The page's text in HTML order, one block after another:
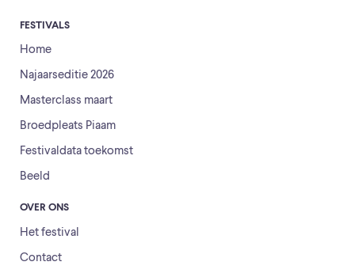
FESTIVALS
Home
Najaarseditie 2026
Masterclass maart
Broedpleats Piaam
Festivaldata toekomst
Beeld
OVER ONS
Het festival
Contact